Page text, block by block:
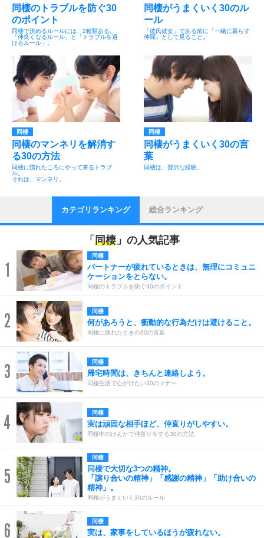
同棲のトラブルを防ぐ30
のポイント
同棲で決めるルールには、2種類ある。
「仲良くなるルール」と「トラブルを避
けるルール」。
同棲がうまくいく30のル
ール
「彼氏彼女」である前に「一緒に暮らす
仲間」として見ること。
同棲
同棲のマンネリを解消す
る30の方法
同棲に慣れたころにやって来るトラブ
ル。
それは、マンネリ。
同棲
同棲がうまくいく30の言
葉
同棲は、贅沢な経験。
カテゴリランキング 総合ランキング
「 同棲」の人気記事
1
同棲
パートナーが疲れているときは、無理にコミュニ
ケーションをとらない。
同棲のトラブルを防ぐ30のポイント
2 同棲
何があろうと、衝動的な行為だけは避けること。
同棲に疲れたときの30の言葉
3 同棲
帰宅時間は、きちんと連絡しよう。
同棲生活で心がけたい30のマナー
4 同棲
実は頑固な相手ほど、仲直りがしやすい。
同棲中のけんかで仲直りをする30の方法
5
同棲
同棲で大切な3つの精神。
「譲り合いの精神」「感謝の精神」「助け合いの
精神」。
同棲がうまくいく30のルール
6 同棲
実は、家事をしているほうが疲れない。